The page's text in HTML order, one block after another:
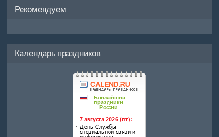
Рекомендуем
Календарь праздников